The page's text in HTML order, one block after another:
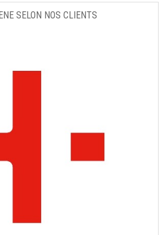
SELON NOS CLIENTS